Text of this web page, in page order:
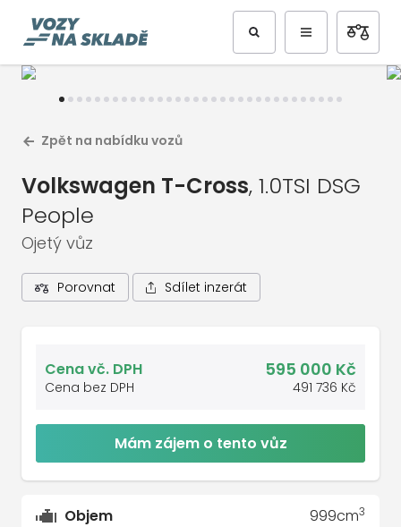
Zpět na nabídku vozů
Volkswagen T-Cross, 1.0TSI DSG
People
Ojetý vůz
Porovnat Sdílet inzerát
Cena vč. DPH 595 000 Kč
Cena bez DPH 491 736 Kč
Mám zájem o tento vůz
Objem 999cm3